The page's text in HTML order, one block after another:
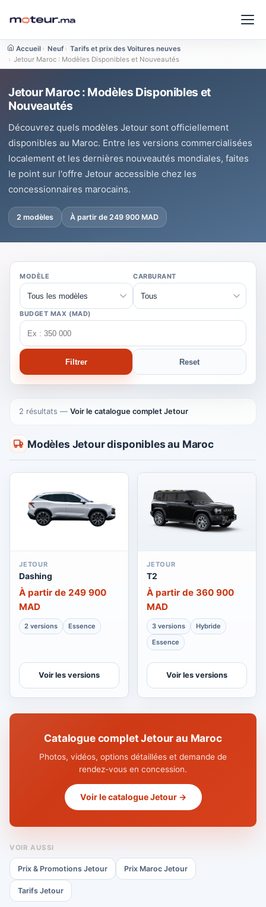
Accueil › Neuf › Tarifs et prix des Voitures neuves
› Jetour Maroc : Modèles Disponibles et Nouveautés
Jetour Maroc : Modèles Disponibles et
Nouveautés
Découvrez quels modèles Jetour sont officiellement
disponibles au Maroc. Entre les versions commercialisées
localement et les dernières nouveautés mondiales, faites
le point sur l'offre Jetour accessible chez les
concessionnaires marocains.
2 modèles À partir de 249 900 MAD
MODÈLE CARBURANT
BUDGET MAX (MAD)
Filtrer Reset
2 résultats — Voir le catalogue complet Jetour
Modèles Jetour disponibles au Maroc
JETOUR
Dashing
À partir de 249 900
MAD
2 versions Essence
Voir les versions
JETOUR
T2
À partir de 360 900
MAD
3 versions
Hybride
Essence
Voir les versions
Catalogue complet Jetour au Maroc
Photos, vidéos, options détaillées et demande de
rendez-vous en concession.
Voir le catalogue Jetour →
VOIR AUSSI
Prix & Promotions Jetour Prix Maroc Jetour
Tarifs Jetour